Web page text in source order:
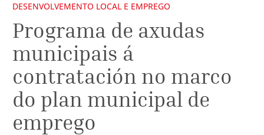
DESENVOLVEMENTO LOCAL E EMPREGO
Programa de axudas
municipais á
contratación no marco
do plan municipal de
emprego